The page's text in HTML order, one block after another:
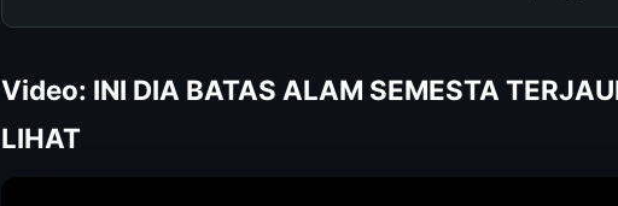
Video: INI DIA BATAS ALAM SEMESTA
LIHAT